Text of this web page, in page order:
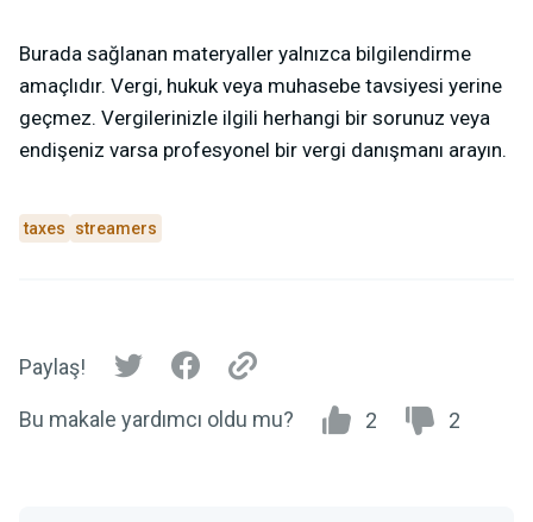
Burada sağlanan materyaller yalnızca bilgilendirme
amaçlıdır. Vergi, hukuk veya muhasebe tavsiyesi yerine
geçmez. Vergilerinizle ilgili herhangi bir sorunuz veya
endişeniz varsa profesyonel bir vergi danışmanı arayın.
taxes streamers
Paylaş!
Bu makale yardımcı oldu mu? 2 2